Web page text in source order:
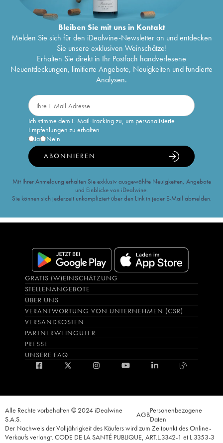
Bleiben Sie mit uns in Kontakt
Melden Sie sich für den iDealwine-Newsletter an und entdecken
Sie unsere exklusiven Weinschätze!
Erhalten Sie direkt in Ihr Postfach handverlesene
Neuentdeckungen, limitierte Angebote, Neuigkeiten und fundierte
Analysen.
Ich stimme dem E-Mail-Tracking zu, um personalisierte
Empfehlungen zu erhalten
Ja
Nein
ABONNIEREN
Mit Ihrer Anmeldung erhalten Sie exklusiv ausgewählte Neuigkeiten, Angebote
und Einblicke von iDealwine.
Sie können sich jederzeit unkompliziert über den Link in jeder E-Mail abmelden.
GRATIS (W)EINSCHÄTZUNG
STELLENANGEBOTE
ÜBER UNS
VERANTWORTUNG VON UNTERNEHMEN (CSR)
VERSANDKOSTEN
PARTNERWEINGÜTER
PRESSE
UNSERE FAQ
Alle Rechte vorbehalten © 2024 iDealwine
S.A.S.
AGBPersonenbezogene
Daten
Der Nachweis der Volljährigkeit des Käufers wird zum Zeitpunkt des Online-
Verkaufs verlangt. CODE DE LA SANTÉ PUBLIQUE, ART.L.3342-1 et L.3353-3